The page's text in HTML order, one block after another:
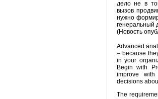
дело не в
вызов
нужно
генеральный
(Новость
Advanced
– because
in your
Begin with
improve
decisions
The